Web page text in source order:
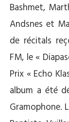
Bashmet,
Andsnes et
de récitals
FM, le «
Prix « Echo
album a été
Gramophone.